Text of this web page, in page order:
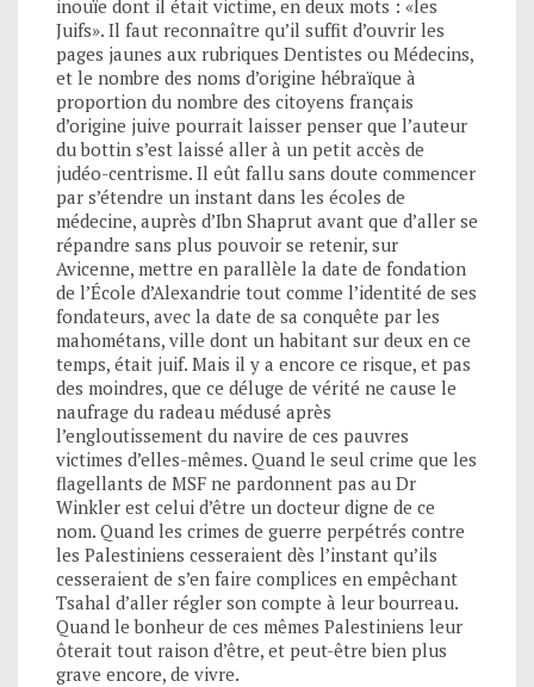
inouïe dont il était victime, en deux mots : «les
Juifs». Il faut reconnaître qu’il suffit d’ouvrir les
pages jaunes aux rubriques Dentistes ou Médecins,
et le nombre des noms d’origine hébraïque à
proportion du nombre des citoyens français
d’origine juive pourrait laisser penser que l’auteur
du bottin s’est laissé aller à un petit accès de
judéo-centrisme. Il eût fallu sans doute commencer
par s’étendre un instant dans les écoles de
médecine, auprès d’Ibn Shaprut avant que d’aller se
répandre sans plus pouvoir se retenir, sur
Avicenne, mettre en parallèle la date de fondation
de l’École d’Alexandrie tout comme l’identité de ses
fondateurs, avec la date de sa conquête par les
mahométans, ville dont un habitant sur deux en ce
temps, était juif. Mais il y a encore ce risque, et pas
des moindres, que ce déluge de vérité ne cause le
naufrage du radeau médusé après
l’engloutissement du navire de ces pauvres
victimes d’elles-mêmes. Quand le seul crime que les
flagellants de MSF ne pardonnent pas au Dr
Winkler est celui d’être un docteur digne de ce
nom. Quand les crimes de guerre perpétrés contre
les Palestiniens cesseraient dès l’instant qu’ils
cesseraient de s’en faire complices en empêchant
Tsahal d’aller régler son compte à leur bourreau.
Quand le bonheur de ces mêmes Palestiniens leur
ôterait tout raison d’être, et peut-être bien plus
grave encore, de vivre.